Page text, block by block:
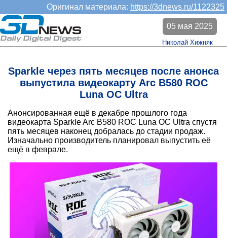
Оригинал материала: https://3dnews.ru/1122325
Sparkle через пять месяцев после анонса
выпустила видеокарту Arc B580 ROC
Luna OC Ultra
05 мая 2025
Николай Хижняк
Анонсированная ещё в декабре прошлого года
видеокарта Sparkle Arc B580 ROC Luna OC Ultra спустя
пять месяцев наконец добралась до стадии продаж.
Изначально производитель планировал выпустить её
ещё в феврале.